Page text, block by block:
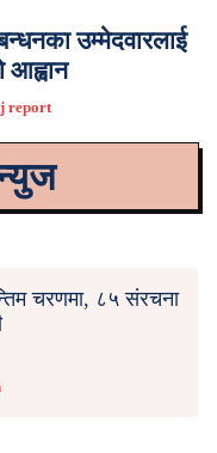
उम्मेदवारलाई
आह्वान
report
चरणमा, ८५ संरचना